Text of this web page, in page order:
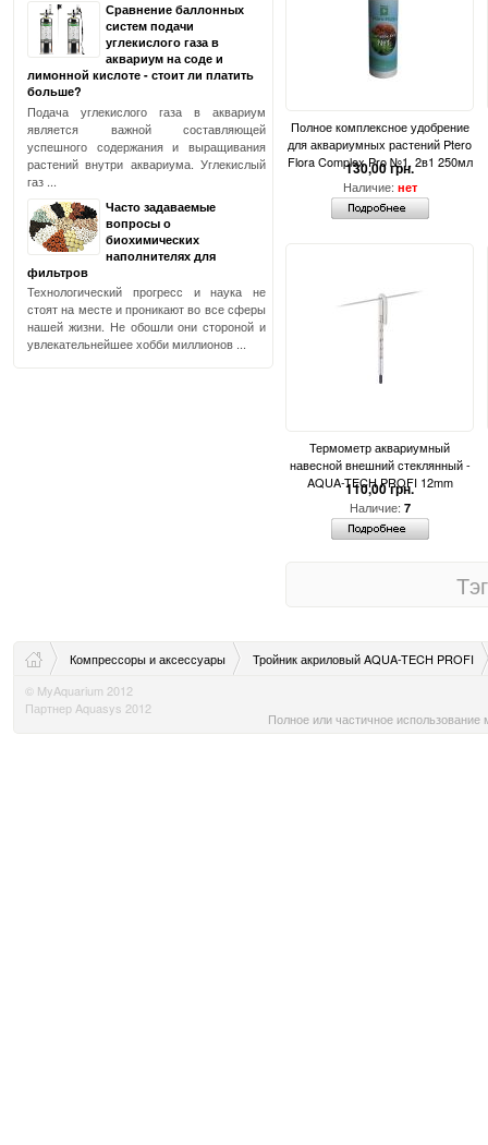
Полное комплексное удобрение
для аквариумных растений Ptero
Flora Complex Pro №1, 2в1 250мл
130,00 грн.
Наличие: нет
Термометр аквариумный
навесной внешний стеклянный -
AQUA-TECH PROFI 12mm
110,00 грн.
Наличие: 7
Сравнение баллонных
систем подачи
углекислого газа в
аквариум на соде и
лимонной кислоте - стоит ли платить
больше?
Подача углекислого газа в аквариум
является важной составляющей
успешного содержания и выращивания
растений внутри аквариума. Углекислый
газ ...
Часто задаваемые
вопросы о
биохимических
наполнителях для
фильтров
Технологический прогресс и наука не
стоят на месте и проникают во все сферы
нашей жизни. Не обошли они стороной и
увлекательнейшее хобби миллионов ...
Компрессоры и аксессуары
Тройник акриловый AQUA-TECH PROFI
© MyAquarium 2012
Партнер Aquasys 2012
Полное или частичное